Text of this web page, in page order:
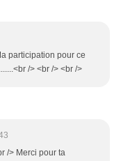
participation pour ce
/> <br /> <br />
/> Merci pour ta